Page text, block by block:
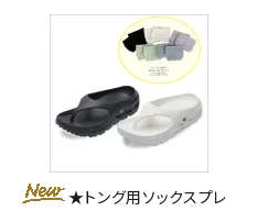
★トング用ソックスプレ